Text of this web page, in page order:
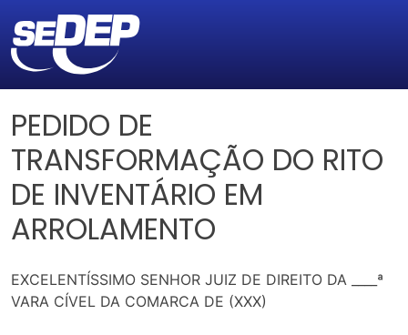
PEDIDO DE
TRANSFORMAÇÃO DO RITO
DE INVENTÁRIO EM
ARROLAMENTO
EXCELENTÍSSIMO SENHOR JUIZ DE DIREITO DA ____ª
VARA CÍVEL DA COMARCA DE (XXX)